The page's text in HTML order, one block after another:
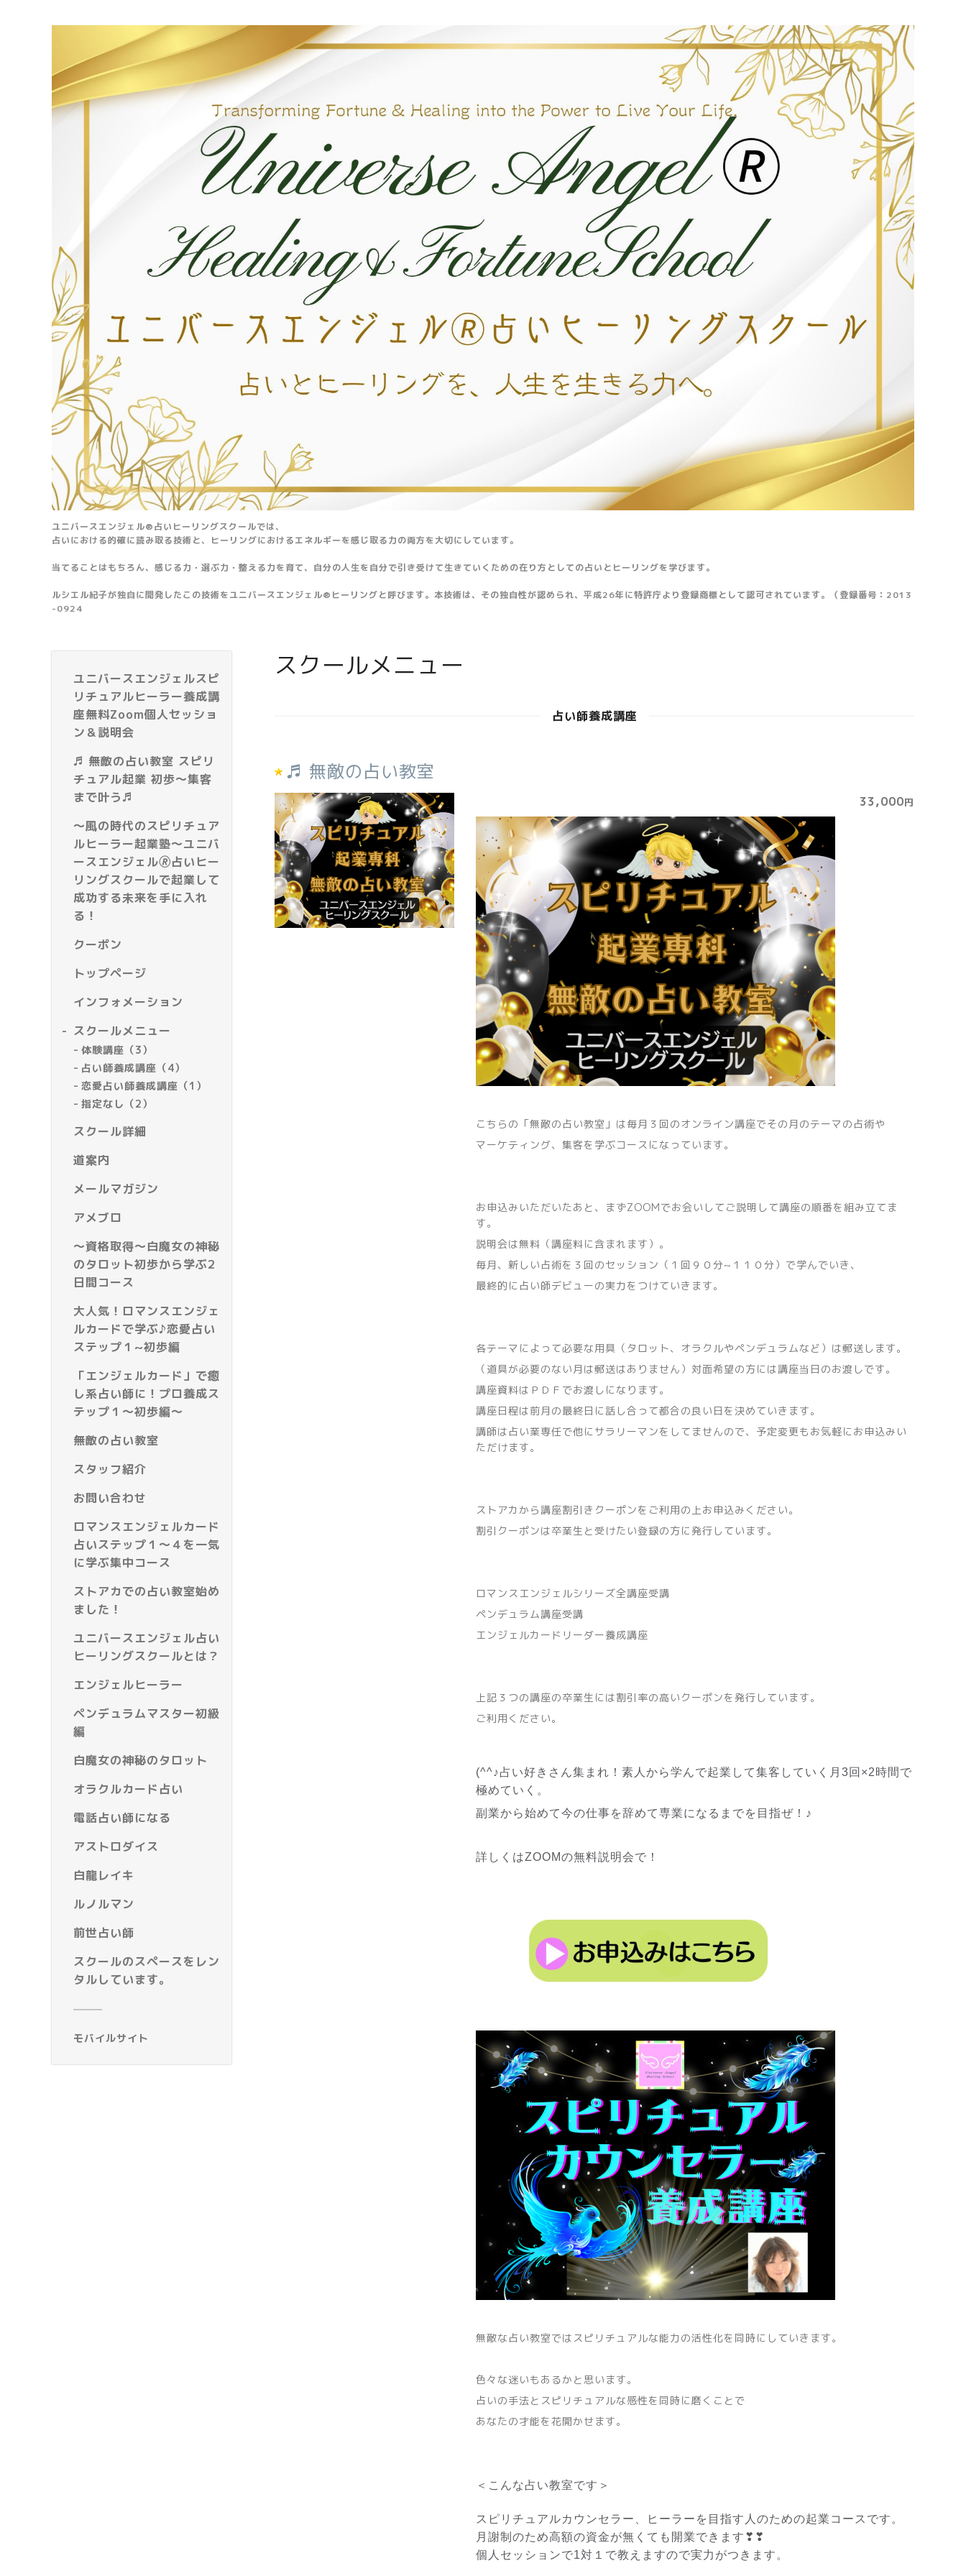
ユニバースエンジェル®占いヒーリングスクールでは、
占いにおける的確に読み取る技術と、ヒーリングにおけるエネルギーを感じ取る力の両方を大切にしています。
当てることはもちろん、感じる力・選ぶ力・整える力を育て、自分の人生を自分で引き受けて生きていくための在り方としての占いとヒーリングを学びます。
ルシエル紀子が独自に開発したこの技術をユニバースエンジェル®ヒーリングと呼びます。本技術は、その独自性が認められ、平成26年に特許庁より登録商標として認可されています。（登録番号：2013
-0924
ユニバースエンジェルスピ
リチュアルヒーラー養成講
座無料Zoom個人セッショ
ン＆説明会
♬ 無敵の占い教室 スピリ
チュアル起業 初歩～集客
まで叶う♬
～風の時代のスピリチュア
ルヒーラー起業塾～ユニバ
ースエンジェル🄬占いヒー
リングスクールで起業して
成功する未来を手に入れ
る！
クーポン
トップページ
インフォメーション
スクールメニュー
体験講座（3）
占い師養成講座（4）
恋愛占い師養成講座（1）
指定なし（2）
スクール詳細
道案内
メールマガジン
アメブロ
～資格取得～白魔女の神秘
のタロット初歩から学ぶ2
日間コース
大人気！ロマンスエンジェ
ルカードで学ぶ♪恋愛占い
ステップ１~初歩編
「エンジェルカード」で癒
し系占い師に！プロ養成ス
テップ１～初歩編～
無敵の占い教室
スタッフ紹介
お問い合わせ
ロマンスエンジェルカード
占いステップ１～４を一気
に学ぶ集中コース
ストアカでの占い教室始め
ました！
ユニバースエンジェル占い
ヒーリングスクールとは？
エンジェルヒーラー
ペンデュラムマスター初級
編
白魔女の神秘のタロット
オラクルカード占い
電話占い師になる
アストロダイス
白龍レイキ
ルノルマン
前世占い師
スクールのスペースをレン
タルしています。
モバイルサイト
スクールメニュー
占い師養成講座
♬ 無敵の占い教室
33,000円
こちらの「無敵の占い教室」は毎月３回のオンライン講座でその月のテーマの占術や
マーケティング、集客を学ぶコースになっています。
お申込みいただいたあと、まずZOOMでお会いしてご説明して講座の順番を組み立てま
す。
説明会は無料（講座料に含まれます）。
毎月、新しい占術を３回のセッション（１回９０分~１１０分）で学んでいき、
最終的に占い師デビューの実力をつけていきます。
各テーマによって必要な用具（タロット、オラクルやペンデュラムなど）は郵送します。
（道具が必要のない月は郵送はありません）対面希望の方には講座当日のお渡しです。
講座資料はＰＤＦでお渡しになります。
講座日程は前月の最終日に話し合って都合の良い日を決めていきます。
講師は占い業専任で他にサラリーマンをしてませんので、予定変更もお気軽にお申込みい
ただけます。
ストアカから講座割引きクーポンをご利用の上お申込みください。
割引クーポンは卒業生と受けたい登録の方に発行しています。
ロマンスエンジェルシリーズ全講座受講
ペンデュラム講座受講
エンジェルカードリーダー養成講座
上記３つの講座の卒業生には割引率の高いクーポンを発行しています。
ご利用ください。
(^^♪占い好きさん集まれ！素人から学んで起業して集客していく月3回×2時間で
極めていく。
副業から始めて今の仕事を辞めて専業になるまでを目指ぜ！♪
詳しくはZOOMの無料説明会で！
無敵な占い教室ではスピリチュアルな能力の活性化を同時にしていきます。
色々な迷いもあるかと思います。
占いの手法とスピリチュアルな感性を同時に磨くことで
あなたの才能を花開かせます。
＜こんな占い教室です＞
スピリチュアルカウンセラー、ヒーラーを目指す人のための起業コースです。
月謝制のため高額の資金が無くても開業できます❣❣
個人セッションで1対１で教えますので実力がつきます。